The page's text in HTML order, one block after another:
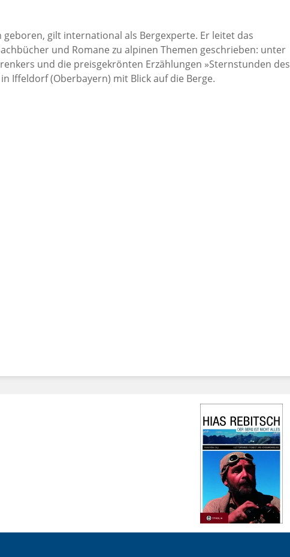
Ein Buch für jeden, der sich für Film, für die Berge und
interessieren.- Die erste und bisher einzige Biographie
Würdigung von Trenkers Werk als Bergsteiger,
Blick hinter die Fassade eines Mythos»Das macht den Wert
und durch ehrlich.« (Bergsteiger)»Ein spannend und
in hundert Jahre bewegter Zeitgeschichte.« (Die
geboren, gilt international als Bergexperte. Er leitet das
und Romane zu alpinen Themen geschrieben: unter
und die preisgekrönten Erzählungen »Sternstunden des
Iffeldorf (Oberbayern) mit Blick auf die Berge.